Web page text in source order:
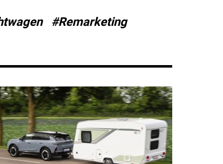
#Remarketing